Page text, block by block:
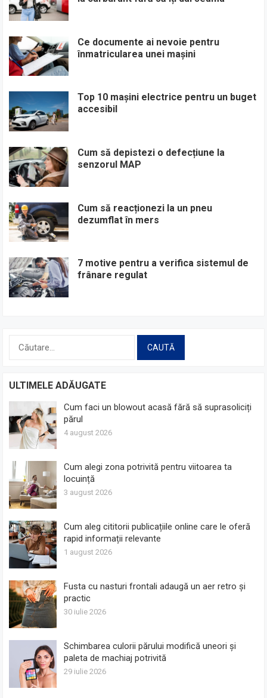
Ce documente ai nevoie pentru
înmatricularea unei mașini
Top 10 mașini electrice pentru un buget
accesibil
Cum să depistezi o defecțiune la
senzorul MAP
Cum să reacționezi la un pneu
dezumflat în mers
7 motive pentru a verifica sistemul de
frânare regulat
Caută
ULTIMELE ADĂUGATE
Cum faci un blowout acasă fără să suprasoliciți
părul
4 august 2026
Cum alegi zona potrivită pentru viitoarea ta
locuință
3 august 2026
Cum aleg cititorii publicațiile online care le oferă
rapid informații relevante
1 august 2026
Fusta cu nasturi frontali adaugă un aer retro și
practic
30 iulie 2026
Schimbarea culorii părului modifică uneori și
paleta de machiaj potrivită
29 iulie 2026